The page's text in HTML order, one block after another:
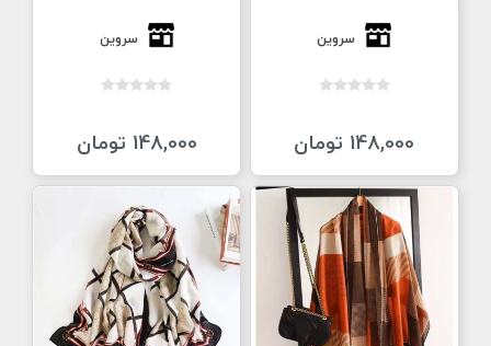
سروین
148,000 تومان
سروین
148,000 تومان